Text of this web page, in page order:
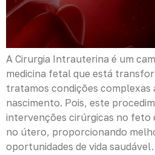
A Cirurgia Intrauterina é um
medicina fetal que está
tratamos condições complexas
nascimento. Pois, este
intervenções cirúrgicas no feto
no útero, proporcionando
oportunidades de vida saudável.